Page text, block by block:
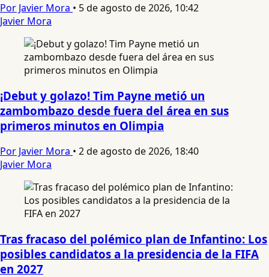
Por Javier Mora • 5 de agosto de 2026, 10:42
Javier Mora
¡Debut y golazo! Tim Payne metió un
zambombazo desde fuera del área en sus
primeros minutos en Olimpia
Por Javier Mora • 2 de agosto de 2026, 18:40
Javier Mora
Tras fracaso del polémico plan de Infantino: Los
posibles candidatos a la presidencia de la FIFA
en 2027